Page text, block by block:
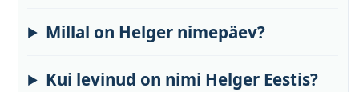
Millal on Helger nimepäev?
Kui levinud on nimi Helger Eestis?